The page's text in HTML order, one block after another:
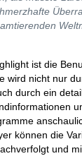
amtierenden
ist die
wird nicht nur
durch ein
können die
und